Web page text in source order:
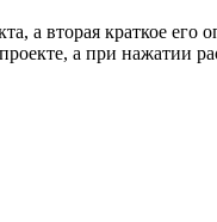
а вторая краткое его
а при нажатии